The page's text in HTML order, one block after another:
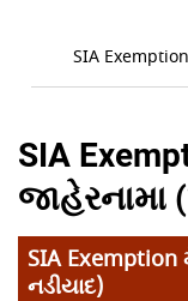
SIA
SIA
જાહેરનામા
SIA Exemption
નડીયાદ)